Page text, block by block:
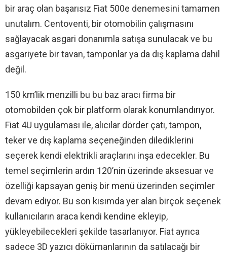
bir araç olan başarısız Fiat 500e denemesini tamamen
unutalım. Centoventi, bir otomobilin çalışmasını
sağlayacak asgari donanımla satışa sunulacak ve bu
asgariyete bir tavan, tamponlar ya da dış kaplama dahil
değil.
150 km’lik menzilli bu bu baz aracı firma bir
otomobilden çok bir platform olarak konumlandırıyor.
Fiat 4U uygulaması ile, alıcılar dörder çatı, tampon,
teker ve dış kaplama seçeneğinden dilediklerini
seçerek kendi elektrikli araçlarını inşa edecekler. Bu
temel seçimlerin ardın 120’nin üzerinde aksesuar ve
özelliği kapsayan geniş bir menü üzerinden seçimler
devam ediyor. Bu son kısımda yer alan birçok seçenek
kullanıcıların araca kendi kendine ekleyip,
yükleyebilecekleri şekilde tasarlanıyor. Fiat ayrıca
sadece 3D yazıcı dökümanlarının da satılacağı bir